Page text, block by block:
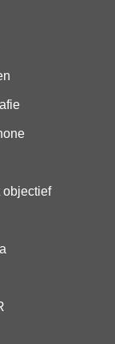
objectief